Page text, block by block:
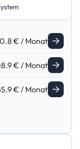
€ / Monat
€ / Monat
€ / Monat